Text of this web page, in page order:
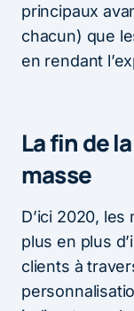
principaux
chacun) que
en rendant
La fin de
masse
D’ici 2020,
plus en plus
clients à